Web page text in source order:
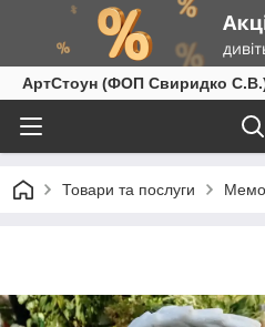
АртСтоун (ФОП Свиридко
Товари та послуги